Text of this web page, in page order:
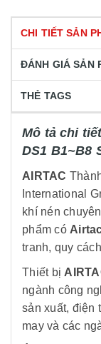
CHI TIẾT SẢN
ĐÁNH GIÁ SẢN
THẺ TAGS
Mô tả chi
DS1 B1~B8
AIRTAC
International
khí nén
phẩm có
tranh, quy
Thiết bị
ngành công
sản xuất, điện
may và các